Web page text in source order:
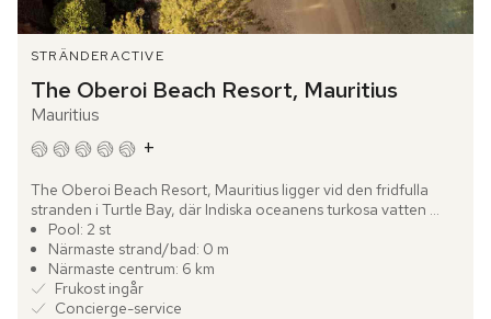
STRÄNDERACTIVE
The Oberoi Beach Resort, Mauritius
Mauritius
+
The Oberoi Beach Resort, Mauritius ligger vid den fridfulla
stranden i Turtle Bay, där Indiska oceanens turkosa vatten
möter tät tropisk grönska. Luften bär doften av exotiska...
Pool: 2 st
Närmaste strand/bad: 0 m
Närmaste centrum: 6 km
Frukost ingår
Concierge-service